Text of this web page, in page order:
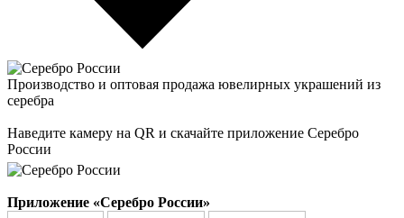
Производство и оптовая продажа ювелирных украшений из
серебра
Наведите камеру на QR и скачайте приложение Серебро
России
Приложение «Серебро России»